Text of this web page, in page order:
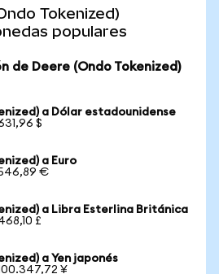
Tokenized)
populares
de Deere (Ondo Tokenized)
a Dólar estadounidense
$
a Euro
546,89 €
a Libra Esterlina Británica
£
a Yen japonés
¥